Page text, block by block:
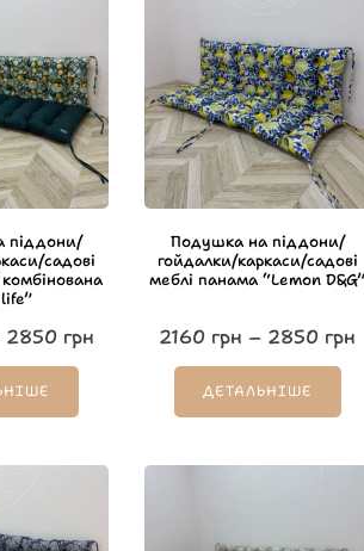
піддони/
садові
2850 грн
Подушка на піддони/
гойдалки/каркаси/садові
меблі панама “Lemon D&G”
2160 грн – 2850 грн
ДЕТАЛЬНІШЕ